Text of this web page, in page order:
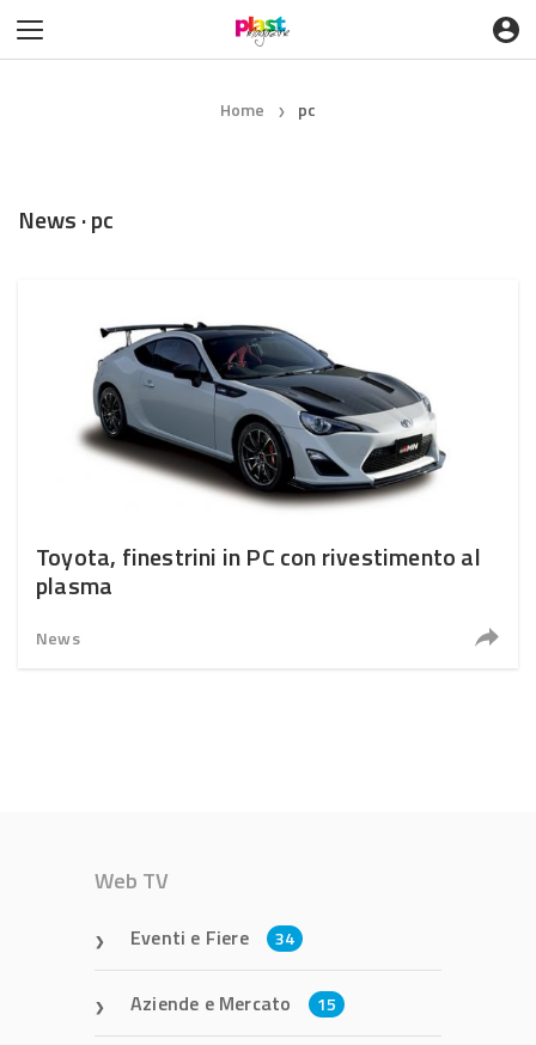
Home ❯ pc
News · pc
Toyota, finestrini in PC con rivestimento al
plasma
News
Web TV
Eventi e Fiere 34
Aziende e Mercato 15